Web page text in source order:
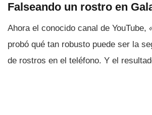
Falseando un rostro en
Ahora el conocido canal de YouTube,
probó qué tan robusto puede ser la
de rostros en el teléfono. Y el